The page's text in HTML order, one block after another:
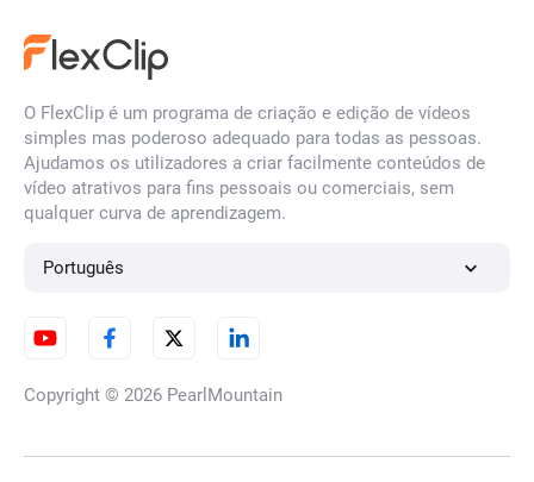
Tradutor de legendas por IA
Conversor de SRT em TXT
O FlexClip é um programa de criação e edição de vídeos
simples mas poderoso adequado para todas as pessoas.
Ajudamos os utilizadores a criar facilmente conteúdos de
vídeo atrativos para fins pessoais ou comerciais, sem
qualquer curva de aprendizagem.
Português
Copyright © 2026 PearlMountain